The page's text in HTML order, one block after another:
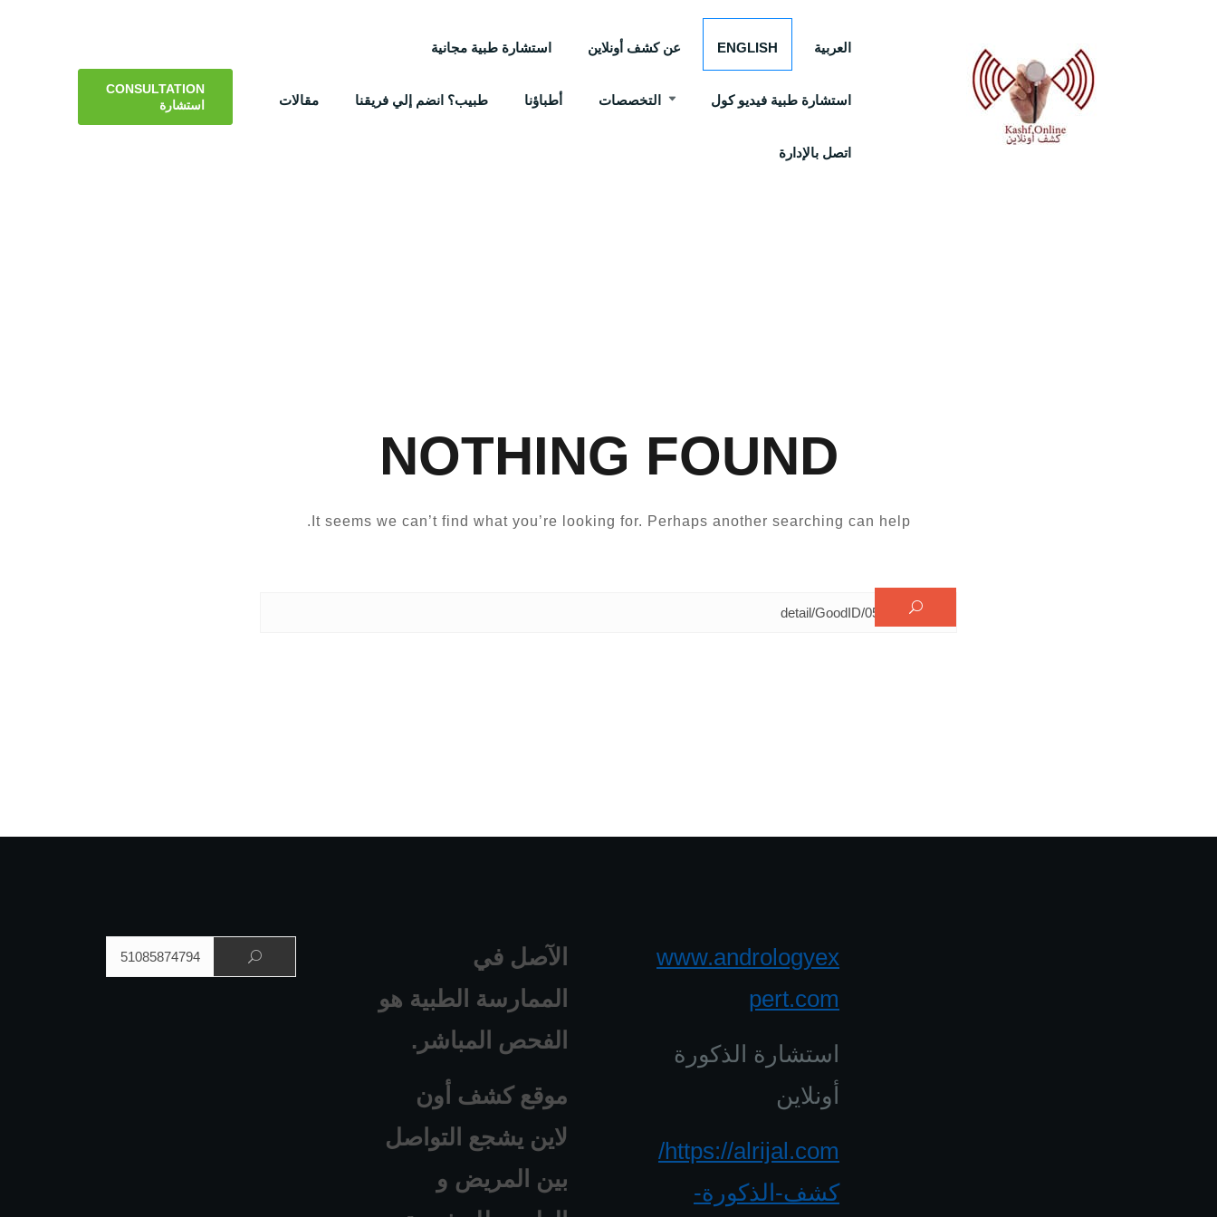
العربية ENGLISH عن كشف أونلاين استشارة طبية مجانية
استشارة طبية فيديو كول التخصصات أطباؤنا طبيب؟ انضم إلي فريقنا مقالات
اتصل بالإدارة
CONSULTATION
استشارة
NOTHING FOUND
It seems we can’t find what you’re looking for. Perhaps another searching can help.
الآصل في
الممارسة الطبية هو
الفحص المباشر.
موقع كشف أون
لاين يشجع التواصل
بين المريض و
www.andrologyex
pert.com
استشارة الذكورة
أونلاين
https://alrijal.com/
كشف-الذكورة-